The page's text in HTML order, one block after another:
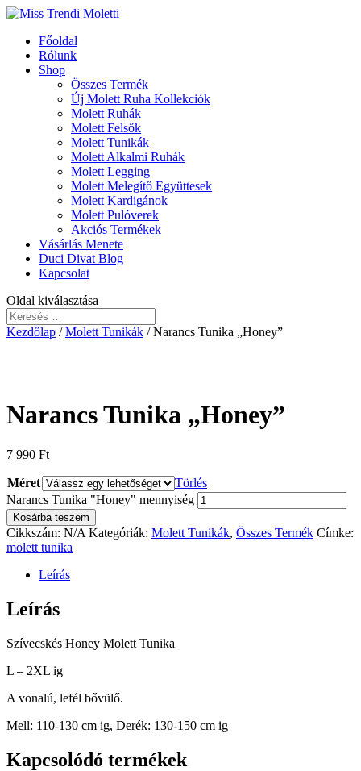
Főoldal
Rólunk
Shop
Összes Termék
Új Molett Ruha Kollekciók
Molett Ruhák
Molett Felsők
Molett Tunikák
Molett Alkalmi Ruhák
Molett Legging
Molett Melegítő Együttesek
Molett Kardigánok
Molett Pulóverek
Akciós Termékek
Vásárlás Menete
Duci Divat Blog
Kapcsolat
Oldal kiválasztása
Kezdőlap /Molett Tunikák / Narancs Tunika „Honey”
Narancs Tunika „Honey”
7 990 Ft
Méret
Törlés
Narancs Tunika "Honey" mennyiség
Kosárba teszem
Cikkszám: N/A Kategóriák: Molett Tunikák, Összes Termék Címke:
molett tunika
Leírás
Leírás
Szívecskés Honey Molett Tunika
L – 2XL ig
A vonalú, lefél bővülő.
Mell: 110-130 cm ig, Derék: 130-150 cm ig
Kapcsolódó termékek